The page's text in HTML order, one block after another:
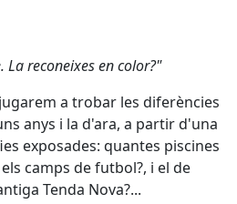
La reconeixes en color?"
a trobar les diferències
anys i la d'ara, a partir d'una
exposades: quantes piscines
camps de futbol?, i el de
Tenda Nova?...